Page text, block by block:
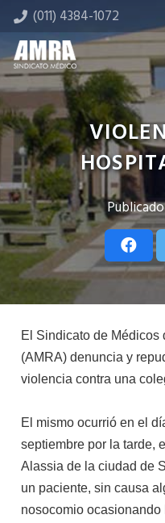
(011) 4384-1072
El Sindicato de Médicos
(AMRA) denuncia y
violencia contra una
El mismo ocurrió en el
septiembre por la tarde,
Alassia de la ciudad de
un paciente, sin causa
nosocomio